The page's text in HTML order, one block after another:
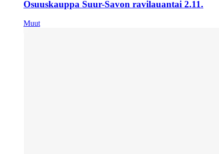
Osuuskauppa Suur-Savon ravilauantai 2.11.
Muut